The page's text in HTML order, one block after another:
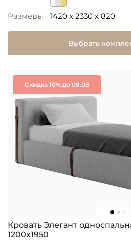
Размеры 1420 x 2330 x 820
Выбрать
Скидка 10% до 09.08
Кровать Элегант
1200х1950